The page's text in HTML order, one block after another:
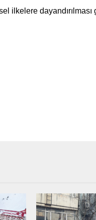
ilkelere dayandırılması